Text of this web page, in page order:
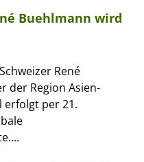
Buehlmann wird
René
der Region Asien-
erfolgt per 21.